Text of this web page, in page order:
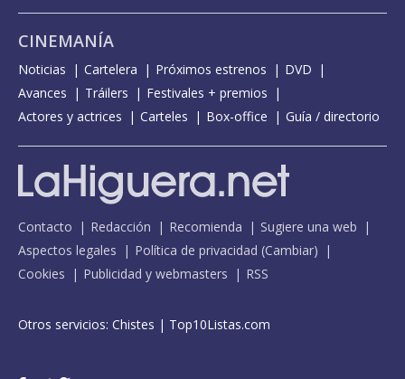
CINEMANÍA
Noticias Cartelera Próximos estrenos
DVD
Avances
Tráilers
Festivales + premios
Actores y actrices
Carteles Box-office Guía / directorio
Contacto Redacción Recomienda
Sugiere una web
Aspectos legales
Política de privacidad (Cambiar)
Cookies
Publicidad y webmasters RSS
Otros servicios: Chistes | Top10Listas.com